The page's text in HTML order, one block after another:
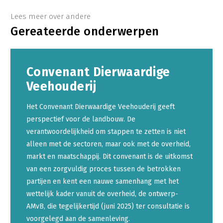
Lees meer over andere
Gereateerde onderwerpen
Convenant Dierwaardige
Veehouderij
Het Convenant Dierwaardige Veehouderij geeft
perspectief voor de landbouw. De
verantwoordelijkheid om stappen te zetten is niet
alleen met de sectoren, maar ook met de overheid,
markt en maatschappij. Dit convenant is de uitkomst
van een zorgvuldig proces tussen de betrokken
partijen en kent een nauwe samenhang met het
wettelijk kader vanuit de overheid, de ontwerp-
AMvB, die tegelijkertijd (juni 2025) ter consultatie is
voorgelegd aan de samenleving.